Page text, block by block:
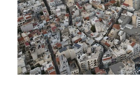
ΠΟΛΙΤΙΣΜΟΣ
ΑΝΘΕΚΤΙΚΗ
ΠΟΛΗ